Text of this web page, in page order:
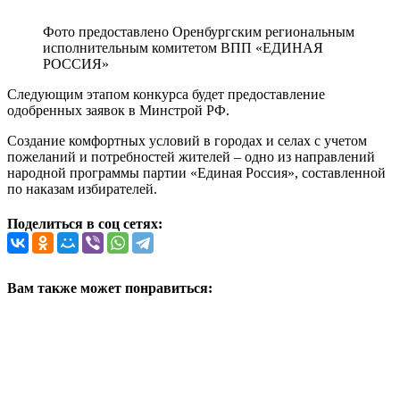
Фото предоставлено Оренбургским региональным
исполнительным комитетом ВПП «ЕДИНАЯ
РОССИЯ»
Следующим этапом конкурса будет предоставление
одобренных заявок в Минстрой РФ.
Создание комфортных условий в городах и селах с учетом
пожеланий и потребностей жителей – одно из направлений
народной программы партии «Единая Россия», составленной
по наказам избирателей.
Поделиться в соц сетях:
Вам также может понравиться: